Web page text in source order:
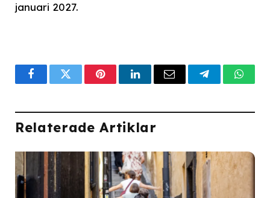
januari 2027.
FacebookTwitterPinterestLinkedInEmail Telegram
Relaterade Artiklar